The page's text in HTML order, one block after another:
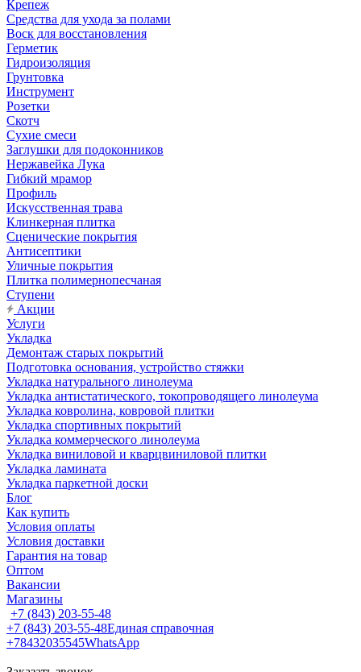
Крепеж
Средства для ухода за полами
Воск для восстановления
Герметик
Гидроизоляция
Грунтовка
Инструмент
Розетки
Скотч
Сухие смеси
Заглушки для подоконников
Нержавейка Лука
Гибкий мрамор
Профиль
Искусственная трава
Клинкерная плитка
Сценические покрытия
Антисептики
Уличные покрытия
Плитка полимернопесчаная
Ступени
Акции
Услуги
Укладка
Демонтаж старых покрытий
Подготовка основания, устройство стяжки
Укладка натурального линолеума
Укладка антистатического, токопроводящего линолеума
Укладка ковролина, ковровой плитки
Укладка спортивных покрытий
Укладка коммерческого линолеума
Укладка виниловой и кварцвиниловой плитки
Укладка ламината
Укладка паркетной доски
Блог
Как купить
Условия оплаты
Условия доставки
Гарантия на товар
Оптом
Вакансии
Магазины
+7 (843) 203-55-48
+7 (843) 203-55-48Единая справочная
+78432035545WhatsApp